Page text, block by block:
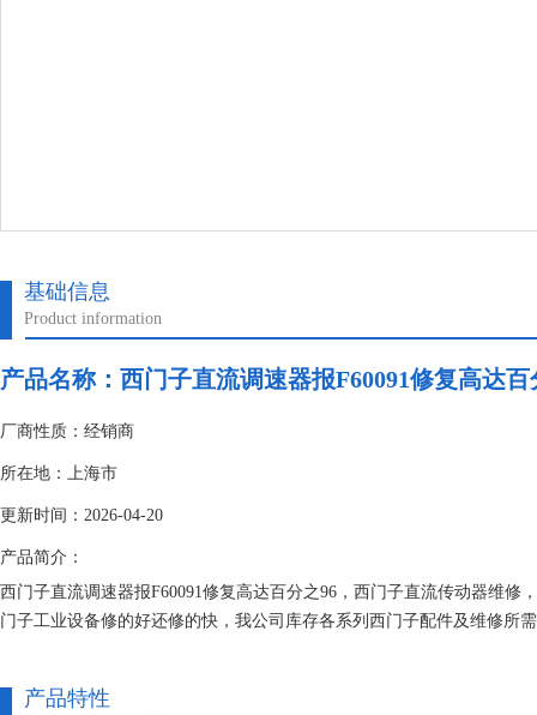
基础信息
Product information
产品名称： 西门子直流调速器报F60091修复高达百
厂商性质：经销商
所在地：上海市
更新时间：2026-04-20
产品简介：
西门子直流调速器报F60091修复高达百分之96，西门子直流传动器维
门子工业设备修的好还修的快，我公司库存各系列西门子配件及维修所
产品特性